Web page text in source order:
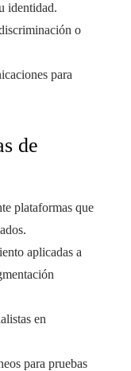
identidad.
o
para
de
plataformas que
aplicadas a
en
para pruebas